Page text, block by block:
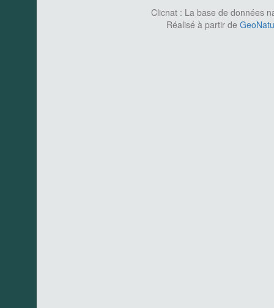
Clicnat : La base de données
Réalisé à partir de